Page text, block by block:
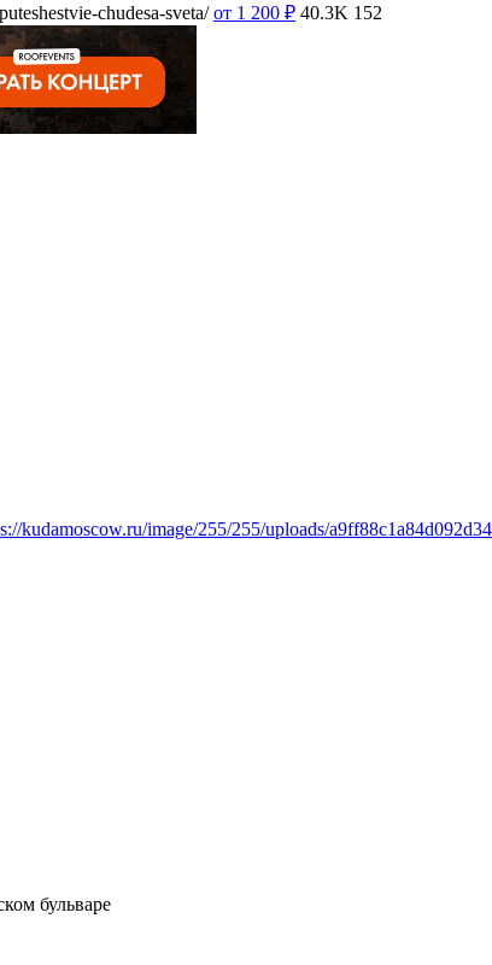
chudesa-sveta/ от 1 200 ₽ 40.3K 152
kudamoscow.ru/image/255/255/uploads/
бульваре